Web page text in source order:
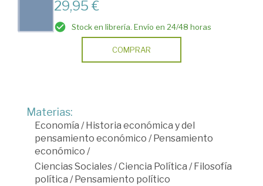
29,95 €
Stock en librería. Envío en 24/48 horas
COMPRAR
Materias:
Economía / Historia económica y del
pensamiento económico / Pensamiento
económico /
Ciencias Sociales/Ciencia Política / Filosofía
política / Pensamiento político